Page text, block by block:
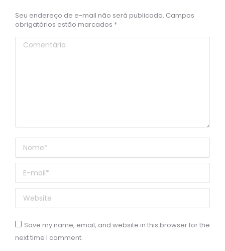
Seu endereço de e-mail não será publicado. Campos
obrigatórios estão marcados *
Comentário
Nome *
E-mail *
Website
Save my name, email, and website in this browser for the
next time I comment.